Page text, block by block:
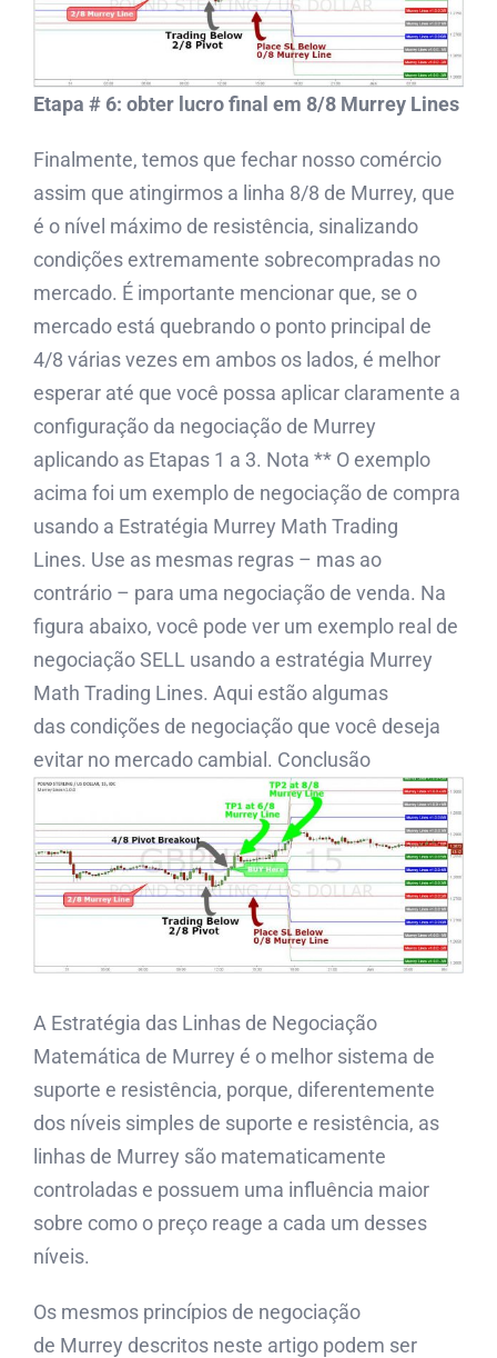
Etapa # 6: obter lucro final em 8/8 Murrey Lines
Finalmente, temos que fechar nosso comércio
assim que atingirmos a linha 8/8 de Murrey, que
é o nível máximo de resistência, sinalizando
condições extremamente sobrecompradas no
mercado. É importante mencionar que, se o
mercado está quebrando o ponto principal de
4/8 várias vezes em ambos os lados, é melhor
esperar até que você possa aplicar claramente a
configuração da negociação de Murrey
aplicando as Etapas 1 a 3. Nota ** O exemplo
acima foi um exemplo de negociação de compra
usando a Estratégia Murrey Math Trading
Lines. Use as mesmas regras – mas ao
contrário – para uma negociação de venda. Na
figura abaixo, você pode ver um exemplo real de
negociação SELL usando a estratégia Murrey
Math Trading Lines. Aqui estão algumas
das condições de negociação que você deseja
evitar no mercado cambial. Conclusão
A Estratégia das Linhas de Negociação
Matemática de Murrey é o melhor sistema de
suporte e resistência, porque, diferentemente
dos níveis simples de suporte e resistência, as
linhas de Murrey são matematicamente
controladas e possuem uma influência maior
sobre como o preço reage a cada um desses
níveis.
Os mesmos princípios de negociação
de Murrey descritos neste artigo podem ser